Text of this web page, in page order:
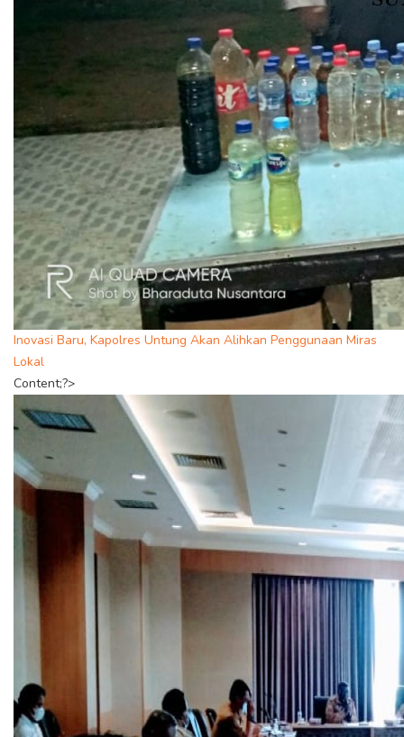
Inovasi Baru, Kapolres Untung Akan Alihkan Penggunaan Miras
Lokal
Content;?>